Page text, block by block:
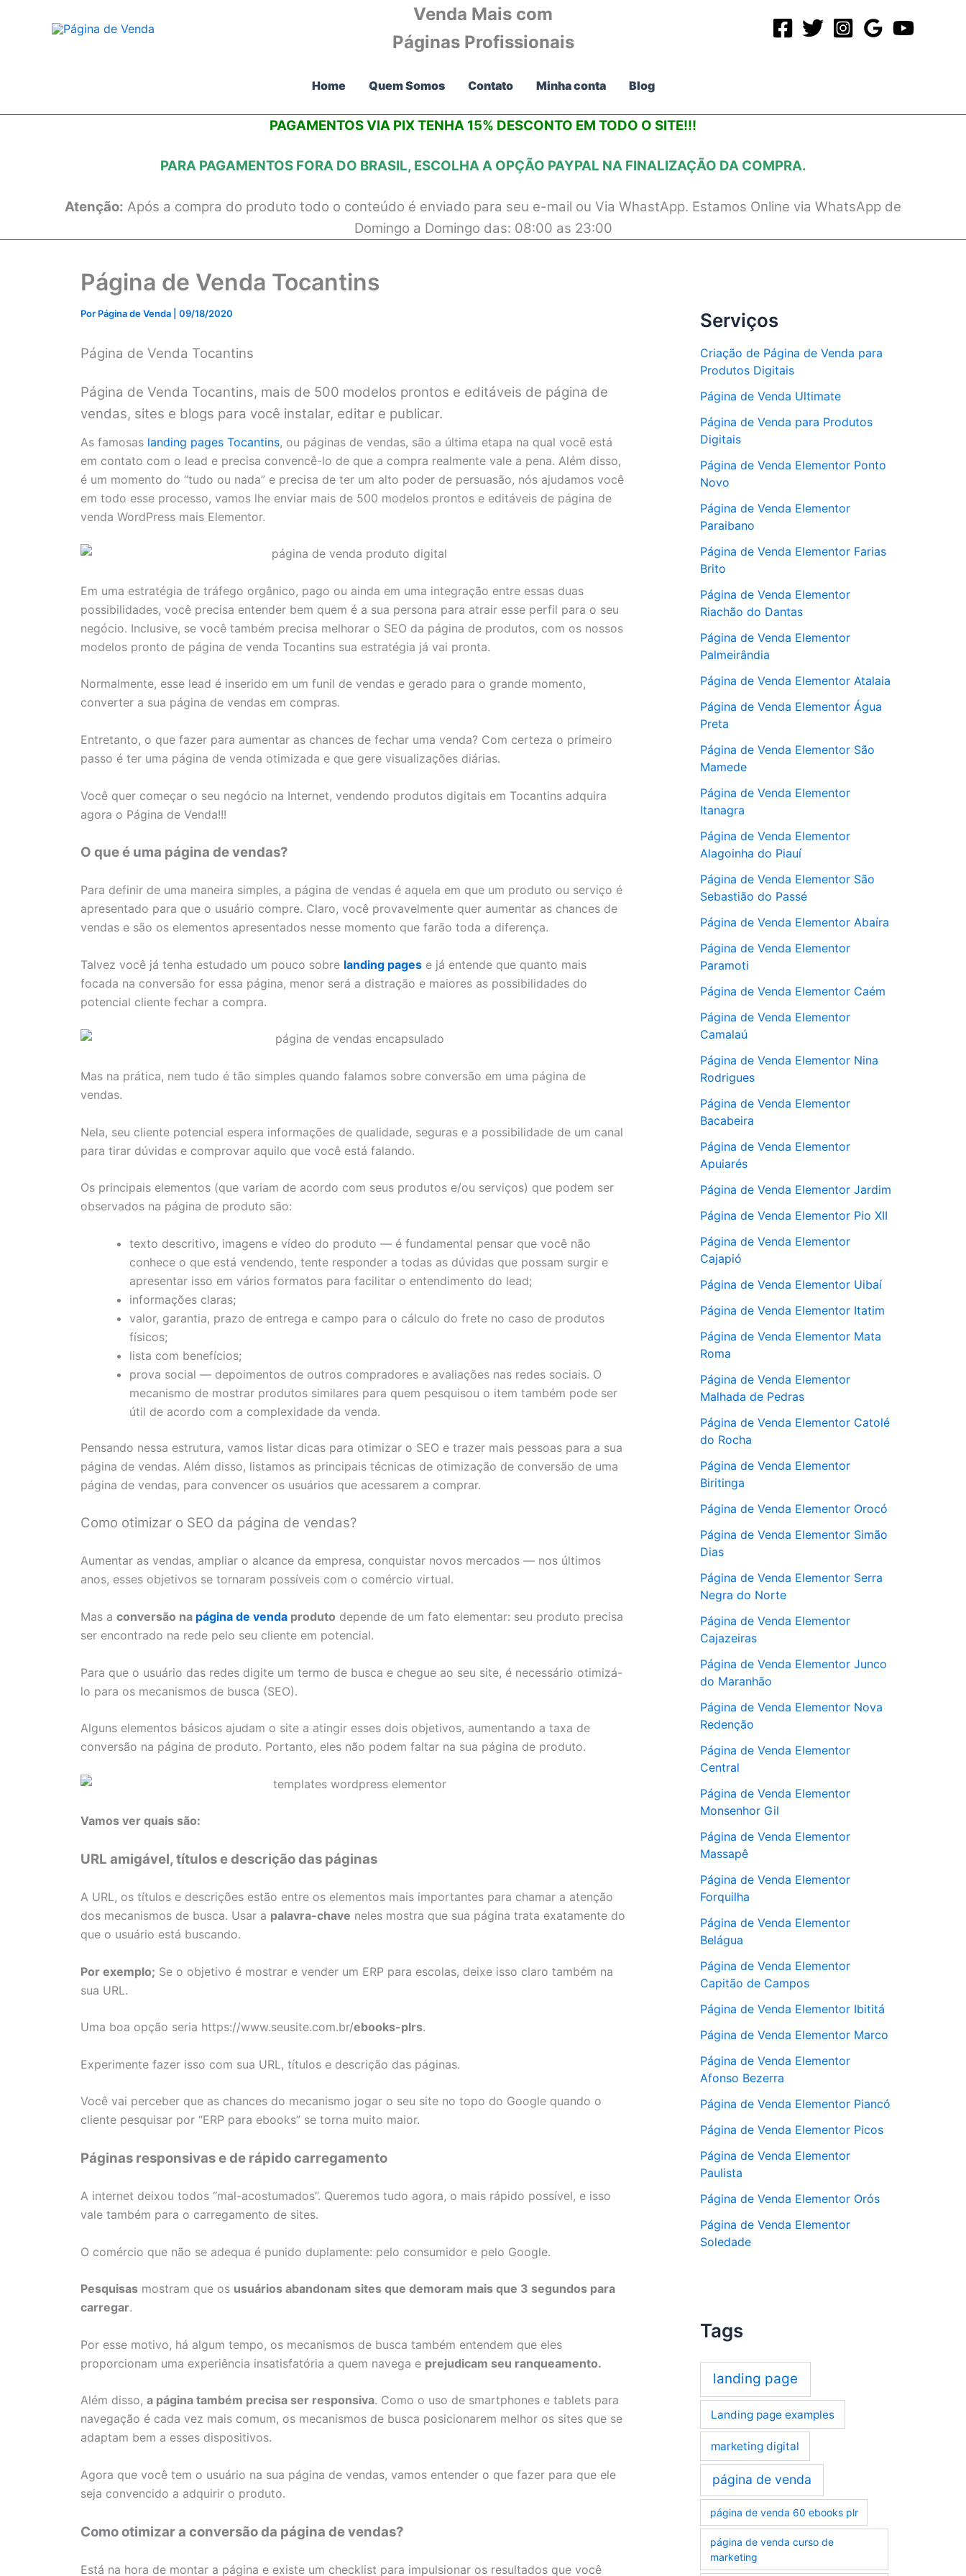
Venda Mais com
Páginas Profissionais
Home Quem Somos Contato Minha conta Blog
PAGAMENTOS VIA PIXTENHA 15% DESCONTO EM TODO O SITE!!!
PARA PAGAMENTOS FORA DO BRASIL, ESCOLHA A OPÇÃO PAYPAL NA FINALIZAÇÃO DA COMPRA.
Atenção: Após a compra do produto todo o conteúdo é enviado para seu e-mail ou Via WhastApp. Estamos Online via WhatsApp de
Domingo a Domingo das: 08:00 as 23:00
Página de Venda Tocantins
Por Página de Venda 09/18/2020
Página de Venda Tocantins
Página de Venda Tocantins, mais de 500 modelos prontos e editáveis de página de
vendas, sites e blogs para você instalar, editar e publicar.
As famosas landing pages Tocantins, ou páginas de vendas, são a última etapa na qual você está
em contato com o lead e precisa convencê-lo de que a compra realmente vale a pena. Além disso,
é um momento do “tudo ou nada” e precisa de ter um alto poder de persuasão, nós ajudamos você
em todo esse processo, vamos lhe enviar mais de 500 modelos prontos e editáveis de página de
venda WordPress mais Elementor.
Em uma estratégia de tráfego orgânico, pago ou ainda em uma integração entre essas duas
possibilidades, você precisa entender bem quem é a sua persona para atrair esse perfil para o seu
negócio. Inclusive, se você também precisa melhorar o SEO da página de produtos, com os nossos
modelos pronto de página de venda Tocantins sua estratégia já vai pronta.
Normalmente, esse lead é inserido em um funil de vendas e gerado para o grande momento,
converter a sua página de vendas em compras.
Entretanto, o que fazer para aumentar as chances de fechar uma venda? Com certeza o primeiro
passo é ter uma página de venda otimizada e que gere visualizações diárias.
Você quer começar o seu negócio na Internet, vendendo produtos digitais em Tocantins adquira
agora o Página de Venda!!!
O que é uma página de vendas?
Para definir de uma maneira simples, a página de vendas é aquela em que um produto ou serviço é
apresentado para que o usuário compre. Claro, você provavelmente quer aumentar as chances de
vendas e são os elementos apresentados nesse momento que farão toda a diferença.
Talvez você já tenha estudado um pouco sobre landing pages e já entende que quanto mais
focada na conversão for essa página, menor será a distração e maiores as possibilidades do
potencial cliente fechar a compra.
Mas na prática, nem tudo é tão simples quando falamos sobre conversão em uma página de
vendas.
Nela, seu cliente potencial espera informações de qualidade, seguras e a possibilidade de um canal
para tirar dúvidas e comprovar aquilo que você está falando.
Os principais elementos (que variam de acordo com seus produtos e/ou serviços) que podem ser
observados na página de produto são:
texto descritivo, imagens e vídeo do produto — é fundamental pensar que você não
conhece o que está vendendo, tente responder a todas as dúvidas que possam surgir e
apresentar isso em vários formatos para facilitar o entendimento do lead;
informações claras;
valor, garantia, prazo de entrega e campo para o cálculo do frete no caso de produtos
físicos;
lista com benefícios;
prova social — depoimentos de outros compradores e avaliações nas redes sociais. O
mecanismo de mostrar produtos similares para quem pesquisou o item também pode ser
útil de acordo com a complexidade da venda.
Pensando nessa estrutura, vamos listar dicas para otimizar o SEO e trazer mais pessoas para a sua
página de vendas. Além disso, listamos as principais técnicas de otimização de conversão de uma
página de vendas, para convencer os usuários que acessarem a comprar.
Como otimizar o SEO da página de vendas?
Aumentar as vendas, ampliar o alcance da empresa, conquistar novos mercados — nos últimos
anos, esses objetivos se tornaram possíveis com o comércio virtual.
Mas a conversão na página de venda produto depende de um fato elementar: seu produto precisa
ser encontrado na rede pelo seu cliente em potencial.
Para que o usuário das redes digite um termo de busca e chegue ao seu site, é necessário otimizá-
lo para os mecanismos de busca (SEO).
Alguns elementos básicos ajudam o site a atingir esses dois objetivos, aumentando a taxa de
conversão na página de produto. Portanto, eles não podem faltar na sua página de produto.
Vamos ver quais são:
URL amigável, títulos e descrição das páginas
A URL, os títulos e descrições estão entre os elementos mais importantes para chamar a atenção
dos mecanismos de busca. Usar a palavra-chave neles mostra que sua página trata exatamente do
que o usuário está buscando.
Por exemplo; Se o objetivo é mostrar e vender um ERP para escolas, deixe isso claro também na
sua URL.
Uma boa opção seria https://www.seusite.com.br/ebooks-plrs.
Experimente fazer isso com sua URL, títulos e descrição das páginas.
Você vai perceber que as chances do mecanismo jogar o seu site no topo do Google quando o
cliente pesquisar por “ERP para ebooks” se torna muito maior.
Páginas responsivas e de rápido carregamento
A internet deixou todos “mal-acostumados”. Queremos tudo agora, o mais rápido possível, e isso
vale também para o carregamento de sites.
O comércio que não se adequa é punido duplamente: pelo consumidor e pelo Google.
Pesquisas mostram que os usuários abandonam sites que demoram mais que 3 segundos para
carregar.
Por esse motivo, há algum tempo, os mecanismos de busca também entendem que eles
proporcionam uma experiência insatisfatória a quem navega e prejudicam seu ranqueamento.
Além disso, a página também precisa ser responsiva. Como o uso de smartphones e tablets para
navegação é cada vez mais comum, os mecanismos de busca posicionarem melhor os sites que se
adaptam bem a esses dispositivos.
Agora que você tem o usuário na sua página de vendas, vamos entender o que fazer para que ele
seja convencido a adquirir o produto.
Como otimizar a conversão da página de vendas?
Está na hora de montar a página e existe um checklist para impulsionar os resultados que você
Serviços
Criação de Página de Venda para
Produtos Digitais
Página de Venda Ultimate
Página de Venda para Produtos
Digitais
Página de Venda Elementor Ponto
Novo
Página de Venda Elementor
Paraibano
Página de Venda Elementor Farias
Brito
Página de Venda Elementor
Riachão do Dantas
Página de Venda Elementor
Palmeirândia
Página de Venda Elementor Atalaia
Página de Venda Elementor Água
Preta
Página de Venda Elementor São
Mamede
Página de Venda Elementor
Itanagra
Página de Venda Elementor
Alagoinha do Piauí
Página de Venda Elementor São
Sebastião do Passé
Página de Venda Elementor Abaíra
Página de Venda Elementor
Paramoti
Página de Venda Elementor Caém
Página de Venda Elementor
Camalaú
Página de Venda Elementor Nina
Rodrigues
Página de Venda Elementor
Bacabeira
Página de Venda Elementor
Apuiarés
Página de Venda Elementor Jardim
Página de Venda Elementor Pio XII
Página de Venda Elementor
Cajapió
Página de Venda Elementor Uibaí
Página de Venda Elementor Itatim
Página de Venda Elementor Mata
Roma
Página de Venda Elementor
Malhada de Pedras
Página de Venda Elementor Catolé
do Rocha
Página de Venda Elementor
Biritinga
Página de Venda Elementor Orocó
Página de Venda Elementor Simão
Dias
Página de Venda Elementor Serra
Negra do Norte
Página de Venda Elementor
Cajazeiras
Página de Venda Elementor Junco
do Maranhão
Página de Venda Elementor Nova
Redenção
Página de Venda Elementor
Central
Página de Venda Elementor
Monsenhor Gil
Página de Venda Elementor
Massapê
Página de Venda Elementor
Forquilha
Página de Venda Elementor
Belágua
Página de Venda Elementor
Capitão de Campos
Página de Venda Elementor Ibititá
Página de Venda Elementor Marco
Página de Venda Elementor
Afonso Bezerra
Página de Venda Elementor Piancó
Página de Venda Elementor Picos
Página de Venda Elementor
Paulista
Página de Venda Elementor Orós
Página de Venda Elementor
Soledade
Tags
landing page
Landing page examples
marketing digital
página de venda
página de venda 60 ebooks plr
página de venda curso de
marketing